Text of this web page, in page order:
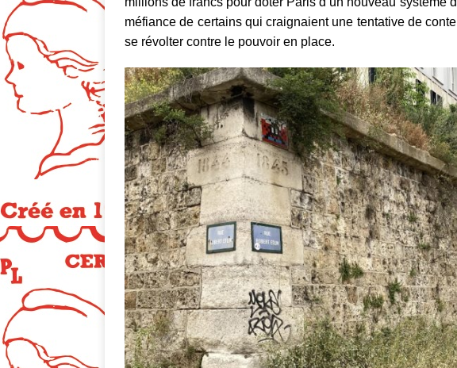
méfiance de certains qui craignaient une tentative de
se révolter contre le pouvoir en place.